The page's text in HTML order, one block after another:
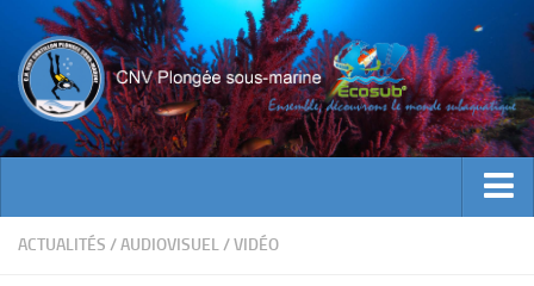
ACTUALITES
ACTUALITÉS /AUDIOVISUEL/VIDÉO